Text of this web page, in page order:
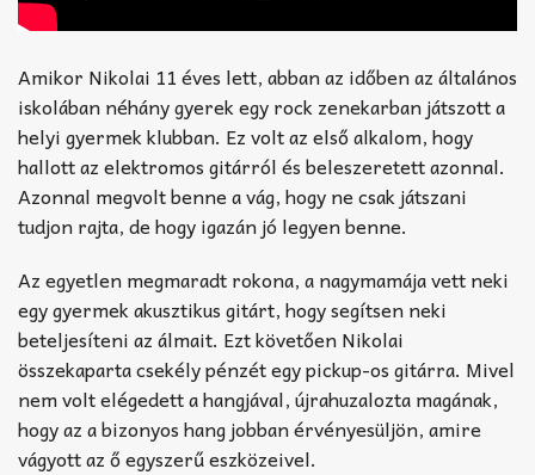
Amikor Nikolai 11 éves lett, abban az időben az általános
iskolában néhány gyerek egy rock zenekarban játszott a
helyi gyermek klubban. Ez volt az első alkalom, hogy
hallott az elektromos gitárról és beleszeretett azonnal.
Azonnal megvolt benne a vág, hogy ne csak játszani
tudjon rajta, de hogy igazán jó legyen benne.
Az egyetlen megmaradt rokona, a nagymamája vett neki
egy gyermek akusztikus gitárt, hogy segítsen neki
beteljesíteni az álmait. Ezt követően Nikolai
összekaparta csekély pénzét egy pickup-os gitárra. Mivel
nem volt elégedett a hangjával, újrahuzalozta magának,
hogy az a bizonyos hang jobban érvényesüljön, amire
vágyott az ő egyszerű eszközeivel.